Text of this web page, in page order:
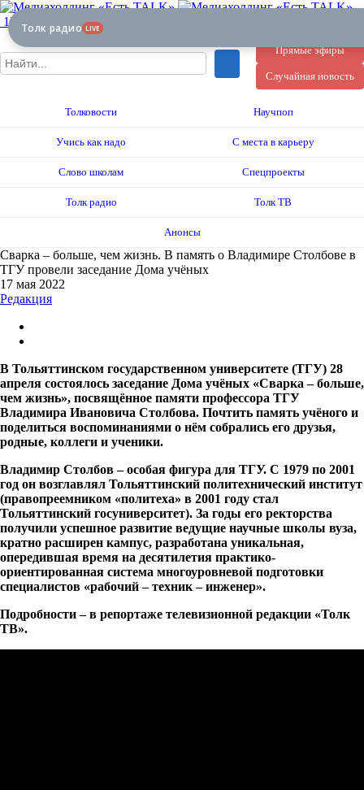
12+
Прямые эфиры
Случайная новость
Толковости Научпоп
Учись как надо С места в карьеру
Слово школам Спецпроекты
Толк радио Толк ТВ
Анонсы
Сварка – больше, чем жизнь. В память о Владимире Столбове в
ТГУ провели заседание Дома учёных
17 мая 2022
Редакция
В Тольяттинском государственном университете (ТГУ) 28
апреля состоялось заседание Дома учёных «Сварка – больше,
чем жизнь», посвящённое памяти профессора ТГУ
Владимира Ивановича Столбова. Почтить память учёного и
поделиться воспоминаниями о нём собрались его друзья,
родные, коллеги и ученики.
Владимир Столбов – особая фигура для ТГУ. С 1979 по 2001
год он возглавлял Тольяттинский политехнический институт
(правопреемником «политеха» в 2001 году стал
Тольяттинский госуниверситет). За годы его ректорства
получили успешное развитие ведущие научные школы вуза,
кратно расширен кампус, разработана уникальная,
опередившая время на десятилетия практико-
ориентированная система многоуровневой подготовки
специалистов «рабочий – техник – инженер».
Подробности – в репортаже телевизионной редакции «Толк
ТВ».
Толк радио LIVE